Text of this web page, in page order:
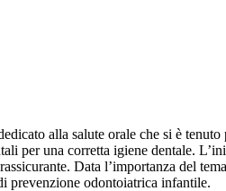
alla salute orale che si è
per una corretta igiene dentale.
Data l’importanza del
prevenzione odontoiatrica infantile.